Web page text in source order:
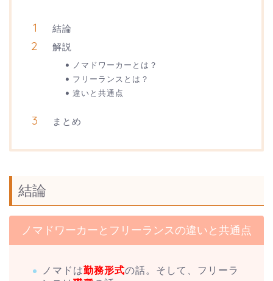
結論
解説
ノマドワーカーとは？
フリーランスとは？
違いと共通点
まとめ
結論
ノマドワーカーとフリーランスの違いと共通点
ノマドは勤務形式の話。そして、フリーラ